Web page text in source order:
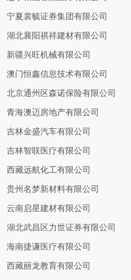
宁夏裳毓证券集团有限公司
湖北襄阳祺祥建材有限公司
新疆兴旺机械有限公司
澳门恒鑫信息技术有限公司
北京通州区森诺保险有限公司
青海澳迈房地产有限公司
吉林金盛汽车有限公司
吉林智联医疗有限公司
西藏远航化工有限公司
贵州名梦新材料有限公司
云南启星建材有限公司
湖北武昌区力世证券有限公司
海南捷谦医疗有限公司
西藏丽龙教育有限公司